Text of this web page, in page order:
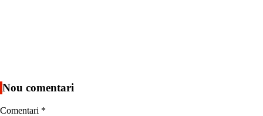
Nou comentari
Comentari *